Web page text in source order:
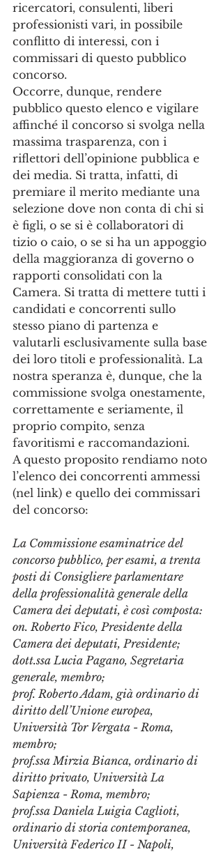
ricercatori, consulenti, liberi
professionisti vari, in possibile
conflitto di interessi, con i
commissari di questo pubblico
concorso.
Occorre, dunque, rendere
pubblico questo elenco e vigilare
affinché il concorso si svolga nella
massima trasparenza, con i
riflettori dell’opinione pubblica e
dei media. Si tratta, infatti, di
premiare il merito mediante una
selezione dove non conta di chi si
è figli, o se si è collaboratori di
tizio o caio, o se si ha un appoggio
della maggioranza di governo o
rapporti consolidati con la
Camera. Si tratta di mettere tutti i
candidati e concorrenti sullo
stesso piano di partenza e
valutarli esclusivamente sulla base
dei loro titoli e professionalità. La
nostra speranza è, dunque, che la
commissione svolga onestamente,
correttamente e seriamente, il
proprio compito, senza
favoritismi e raccomandazioni.
A questo proposito rendiamo noto
l’elenco dei concorrenti ammessi
(nel link) e quello dei commissari
del concorso:
La Commissione esaminatrice del
concorso pubblico, per esami, a trenta
posti di Consigliere parlamentare
della professionalità generale della
Camera dei deputati, è così composta:
on. Roberto Fico, Presidente della
Camera dei deputati, Presidente;
dott.ssa Lucia Pagano, Segretaria
generale, membro;
prof. Roberto Adam, già ordinario di
diritto dell’Unione europea,
Università Tor Vergata - Roma,
membro;
prof.ssa Mirzia Bianca, ordinario di
diritto privato, Università La
Sapienza - Roma, membro;
prof.ssa Daniela Luigia Caglioti,
ordinario di storia contemporanea,
Università Federico II - Napoli,